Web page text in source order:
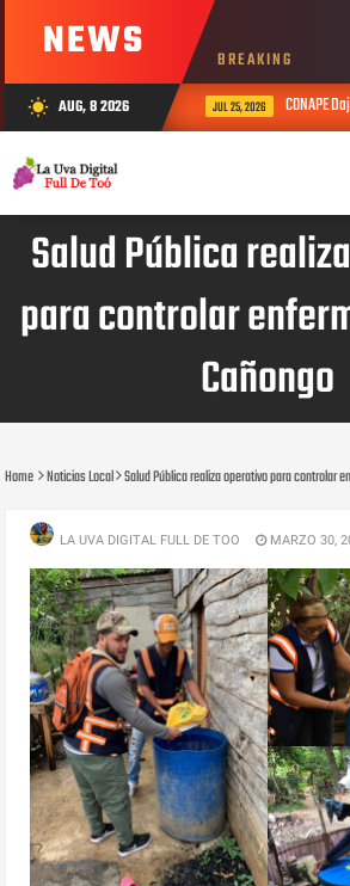
NEWS BREAKING
wb_sunny AUG, 8 2026 JUL 25, 2026 CONAPE
Salud Pública
para controlar
Cañongo
Home Noticias Local Salud Pública realiza operativo para controlar
LA UVA DIGITAL FULL DE TOO MARZO 30,